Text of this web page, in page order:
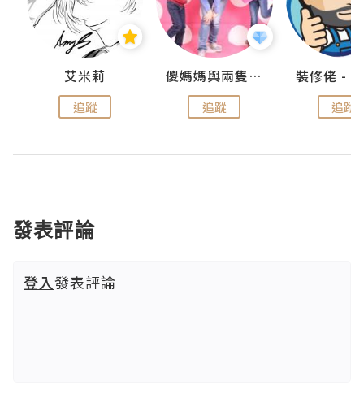
艾米莉
追蹤
儍媽媽與兩隻小魔怪之家
追蹤 追蹤
發表評論
登入發表評論